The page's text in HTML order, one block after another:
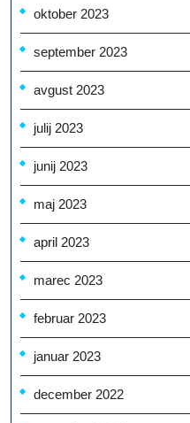
oktober 2023
september 2023
avgust 2023
julij 2023
junij 2023
maj 2023
april 2023
marec 2023
februar 2023
januar 2023
december 2022